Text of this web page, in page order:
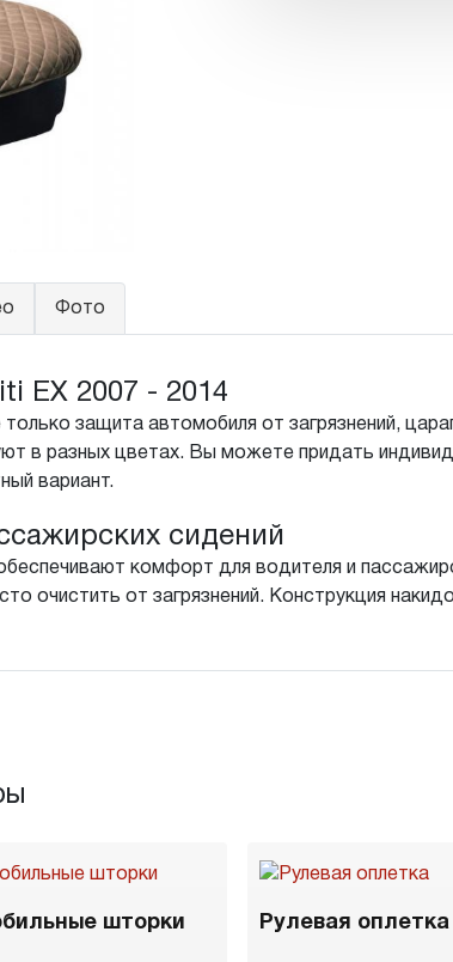
Фото
EX 2007 - 2014
защита автомобиля от загрязнений,
в разных цветах. Вы можете придать
вариант.
сидений
комфорт для водителя и
очистить от загрязнений. Конструкция
шторки Рулевая оплетка